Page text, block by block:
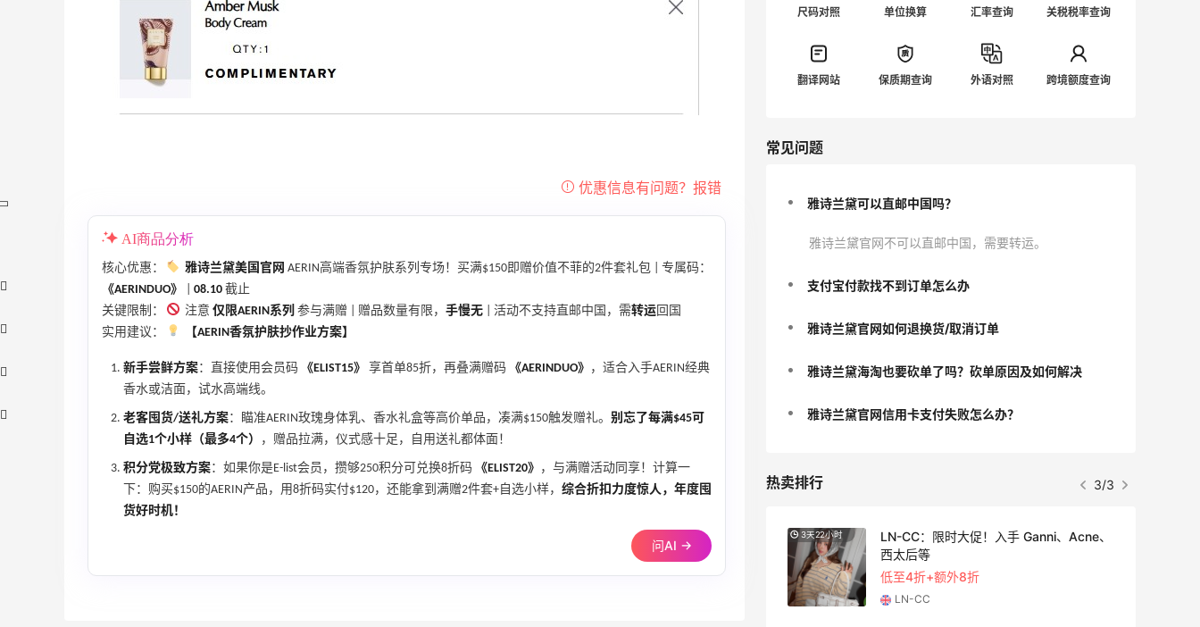
AI商品分析
核心优惠： 雅诗兰黛美国官网 AERIN高端香氛护肤系列专场！买满$150即赠价值不菲的2件套礼包 | 专属码：
《AERINDUO》
08.10 截止
关键限制：
注意 仅限AERIN系列 参与满赠 | 赠品数量有限， 手慢无 | 活动不支持直邮中国，需转运 回国
实用建议：
【AERIN香氛护肤抄作业方案】
新手尝鲜方案：直接使用会员码 《ELIST15》 享首单85折，再叠满赠码 《AERINDUO》 ，适合入手AERIN经典
香水或洁面，试水高端线。
老客囤货/送礼方案：瞄准AERIN玫瑰身体乳、香水礼盒等高价单品，凑满$150触发赠礼。 别忘了每满$45可
自选1个小样（最多4个）
，赠品拉满，仪式感十足，自用送礼都体面！
积分党极致方案：如果你是E-list会员，攒够250积分可兑换8折码 《ELIST20》 ，与满赠活动同享！计算一
下：购买$150的AERIN产品，用8折码实付$120，还能拿到满赠2件套+自选小样， 综合折扣力度惊人，年度囤
货好时机！
问AI →
尺码对照 单位换算 汇率查询 关税税率查询
翻译网站 保质期查询 外语对照 跨境额度查询
常见问题
雅诗兰黛可以直邮中国吗？
雅诗兰黛官网不可以直邮中国，需要转运。
支付宝付款找不到订单怎么办
雅诗兰黛官网如何退换货/取消订单
雅诗兰黛海淘也要砍单了吗？砍单原因及如何解决
雅诗兰黛官网信用卡支付失败怎么办？
热卖排行 3/3
满赠正装橘子眼霜+精华唇蜜等好礼
Macy's：Lancome 兰蔻美妆大促低至5折
低门槛入手7件套
3天22小时
LN-CC：限时大促！入手 Ganni、Acne、
西太后等
低至4折+额外8折
LN-CC